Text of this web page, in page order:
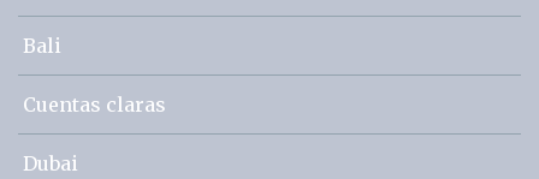
Bali
Cuentas claras
Dubai